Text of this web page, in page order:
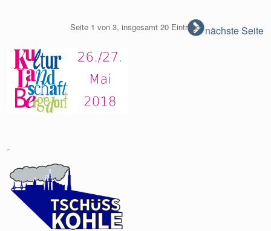
Seite 1 von 3, insgesamt 20 Einträge nächste Seite